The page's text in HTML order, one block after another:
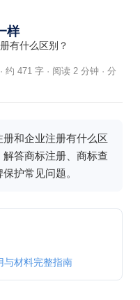
样
有什么区别？
· 约 471 字 · 阅读 2 分钟 · 分
和企业注册有什么区
答商标注册、商标查
护常见问题。
与材料完整指南